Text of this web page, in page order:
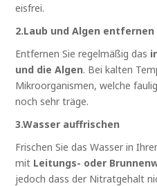
eisfrei.
2.Laub und Algen entfernen
Entfernen Sie regelmäßig das
und die Algen. Bei kalten
Mikroorganismen, welche
noch sehr träge.
3.Wasser auffrischen
Frischen Sie das Wasser in
mit Leitungs- oder
jedoch dass der Nitratgehalt